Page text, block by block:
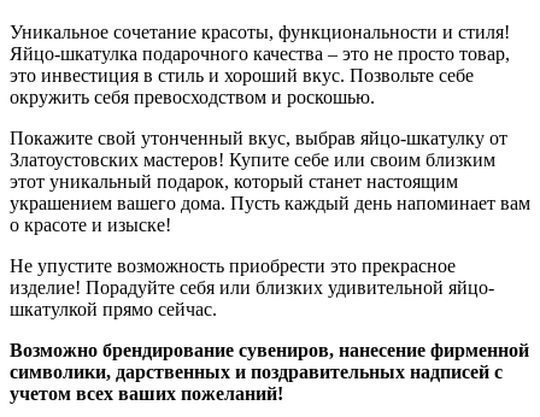
Уникальное сочетание красоты, функциональности и стиля!
Яйцо-шкатулка подарочного качества – это не просто товар,
это инвестиция в стиль и хороший вкус. Позвольте себе
окружить себя превосходством и роскошью.
Покажите свой утонченный вкус, выбрав яйцо-шкатулку от
Златоустовских мастеров! Купите себе или своим близким
этот уникальный подарок, который станет настоящим
украшением вашего дома. Пусть каждый день напоминает вам
о красоте и изыске!
Не упустите возможность приобрести это прекрасное
изделие! Порадуйте себя или близких удивительной яйцо-
шкатулкой прямо сейчас.
Возможно брендирование сувениров, нанесение фирменной
символики, дарственных и поздравительных надписей с
учетом всех ваших пожеланий!